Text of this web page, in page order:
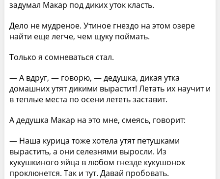
задумал Макар под диких уток класть.
Дело не мудреное. Утиное гнездо на этом озере
найти еще легче, чем щуку поймать.
Только я сомневаться стал.
— А вдруг, — говорю, — дедушка, дикая утка
домашних утят дикими вырастит! Летать их научит и
в теплые места по осени лететь заставит.
А дедушка Макар на это мне, смеясь, говорит:
— Наша курица тоже хотела утят петушками
вырастить, а они селезнями выросли. Из
кукушкиного яйца в любом гнезде кукушонок
проклюнется. Так и тут. Давай пробовать.